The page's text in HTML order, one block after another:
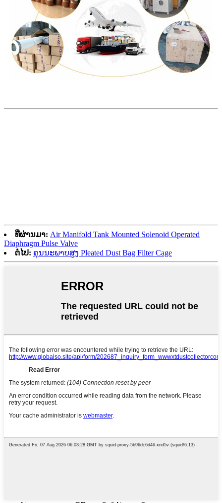
ທີ່ຜ່ານມາ: Air Manifold Tank Mounted Solenoid Operated
Diaphragm Pulse Valve
ຕໍ່ໄປ: ຄຸນ​ນະ​ພາບ​ສູງ Pleated Dust Bag Filter Cage